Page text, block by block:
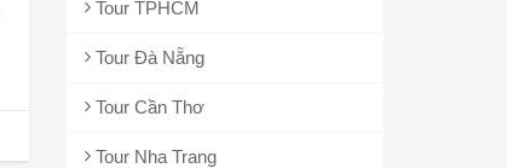
Tour TPHCM
Tour Đà Nẵng
Tour Cần Thơ
Tour Nha Trang